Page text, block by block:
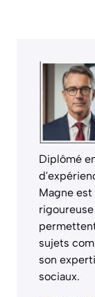
Diplômé
Magne
sujets
son
sociaux.